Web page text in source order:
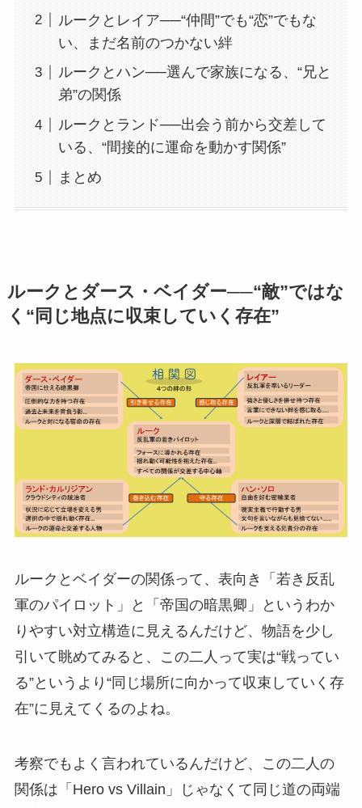
ルークとレイア──“仲間”でも“恋”でもな
い、まだ名前のつかない絆
ルークとハン──選んで家族になる、“兄と
弟”の関係
ルークとランド──出会う前から交差して
いる、“間接的に運命を動かす関係”
まとめ
ルークとダース・ベイダー──“敵”ではな
く“同じ地点に収束していく存在”
ルークとベイダーの関係って、表向き「若き反乱
軍のパイロット」と「帝国の暗黒卿」というわか
りやすい対立構造に見えるんだけど、物語を少し
引いて眺めてみると、この二人って実は“戦ってい
る”というより“同じ場所に向かって収束していく存
在”に見えてくるのよね。
考察でもよく言われているんだけど、この二人の
関係は「Hero vs Villain」じゃなくて同じ道の両端